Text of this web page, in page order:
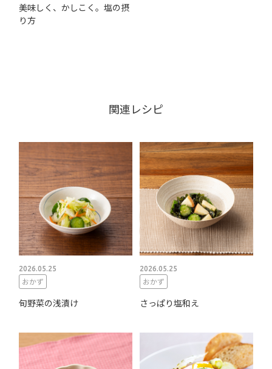
美味しく、かしこく。塩の摂
り方
関連レシピ
2026.05.25
おかず
旬野菜の浅漬け
2026.05.25
おかず
さっぱり塩和え